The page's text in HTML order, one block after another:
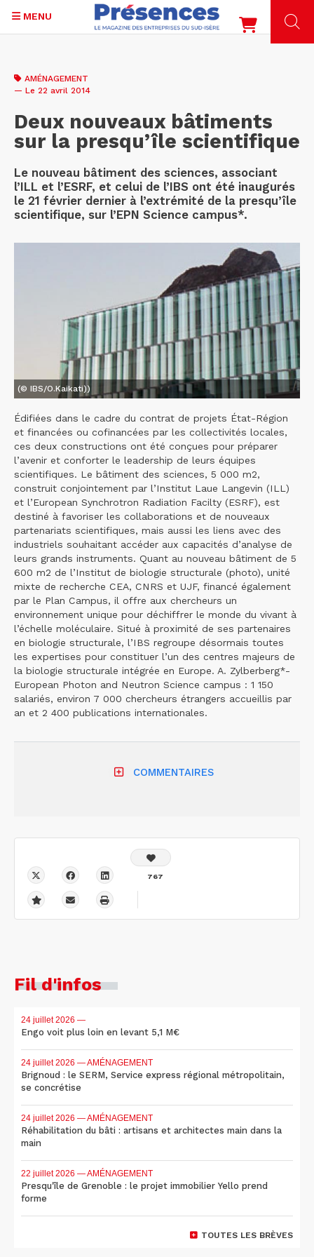
contenu
MENU
AMÉNAGEMENT
— Le 22 avril 2014
Deux nouveaux bâtiments
sur la presqu’île scientifique
Le nouveau bâtiment des sciences, associant
l’ILL et l’ESRF, et celui de l’IBS ont été inaugurés
le 21 février dernier à l’extrémité de la presqu’île
scientifique, sur l’EPN Science campus*.
(© IBS/O.Kaikati))
Édifiées dans le cadre du contrat de projets État-Région
et financées ou cofinancées par les collectivités locales,
ces deux constructions ont été conçues pour préparer
l’avenir et conforter le leadership de leurs équipes
scientifiques. Le bâtiment des sciences, 5 000 m2,
construit conjointement par l’Institut Laue Langevin (ILL)
et l’European Synchrotron Radiation Facilty (ESRF), est
destiné à favoriser les collaborations et de nouveaux
partenariats scientifiques, mais aussi les liens avec des
industriels souhaitant accéder aux capacités d’analyse de
leurs grands instruments. Quant au nouveau bâtiment de 5
600 m2 de l’Institut de biologie structurale (photo), unité
mixte de recherche CEA, CNRS et UJF, financé également
par le Plan Campus, il offre aux chercheurs un
environnement unique pour déchiffrer le monde du vivant à
l’échelle moléculaire. Situé à proximité de ses partenaires
en biologie structurale, l’IBS regroupe désormais toutes
les expertises pour constituer l’un des centres majeurs de
la biologie structurale intégrée en Europe. A. Zylberberg*-
European Photon and Neutron Science campus : 1 150
salariés, environ 7 000 chercheurs étrangers accueillis par
an et 2 400 publications internationales.
COMMENTAIRES
767
Fil d'infos
24 juillet 2026 —
Engo voit plus loin en levant 5,1 M€
24 juillet 2026 — AMÉNAGEMENT
Brignoud : le SERM, Service express régional métropolitain,
se concrétise
24 juillet 2026 — AMÉNAGEMENT
Réhabilitation du bâti : artisans et architectes main dans la
main
22 juillet 2026 — AMÉNAGEMENT
Presqu'île de Grenoble : le projet immobilier Yello prend
forme
TOUTES LES BRÈVES